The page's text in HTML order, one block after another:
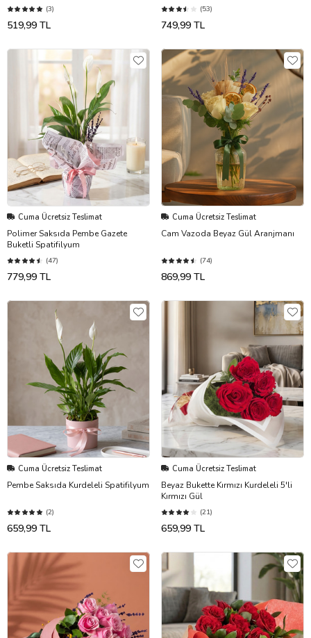
(3)
519,99 TL
(53)
749,99 TL
Cuma Ücretsiz Teslimat
Polimer Saksıda Pembe Gazete
Buketli Spatifilyum
(47)
779,99 TL
Cuma Ücretsiz Teslimat
Cam Vazoda Beyaz Gül Aranjmanı
(74)
869,99 TL
Cuma Ücretsiz Teslimat
Pembe Saksıda Kurdeleli Spatifilyum
(2)
659,99 TL
Cuma Ücretsiz Teslimat
Beyaz Bukette Kırmızı Kurdeleli 5'li
Kırmızı Gül
(21)
659,99 TL